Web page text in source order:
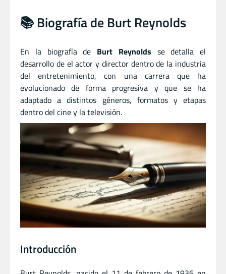
📚 Biografía de Burt Reynolds
En la biografía de Burt Reynolds se detalla el
desarrollo de el actor y director dentro de la industria
del entretenimiento, con una carrera que ha
evolucionado de forma progresiva y que se ha
adaptado a distintos géneros, formatos y etapas
dentro del cine y la televisión.
Introducción